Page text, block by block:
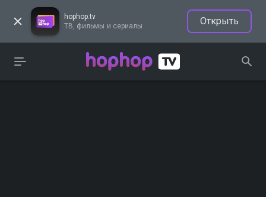
hophop.tv
ТВ, фильмы и сериалы
Открыть